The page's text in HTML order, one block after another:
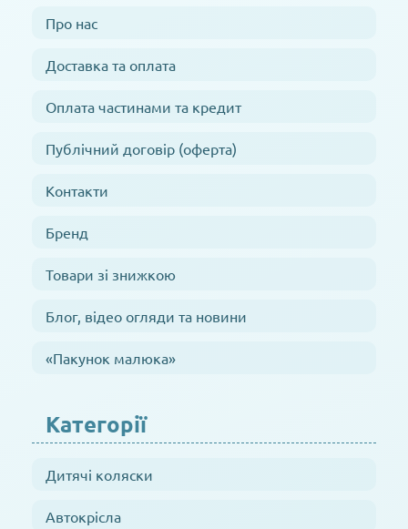
Про нас
Доставка та оплата
Оплата частинами та кредит
Публічний договір (оферта)
Контакти
Бренд
Товари зі знижкою
Блог, відео огляди та новини
«Пакунок малюка»
Категорії
Дитячі коляски
Автокрісла